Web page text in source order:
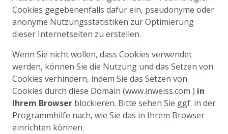
Cookies gegebenenfalls dafür ein, pseudonyme oder
anonyme Nutzungsstatistiken zur Optimierung
dieser Internetseiten zu erstellen.
Wenn Sie nicht wollen, dass Cookies verwendet
werden, können Sie die Nutzung und das Setzen von
Cookies verhindern, indem Sie das Setzen von
Cookies durch diese Domain (www.inweiss.com ) in
Ihrem Browser blockieren. Bitte sehen Sie ggf. in der
Programmhilfe nach, wie Sie das in Ihrem Browser
einrichten können.